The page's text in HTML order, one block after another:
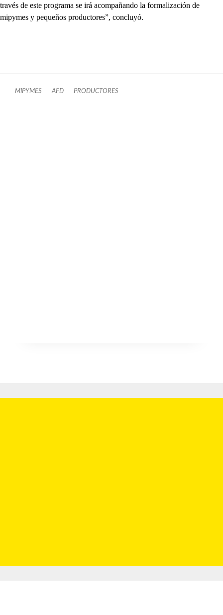
través de este programa se irá acompañando la formalización de
mipymes y pequeños productores”, concluyó.
MIPYMES AFD PRODUCTORES